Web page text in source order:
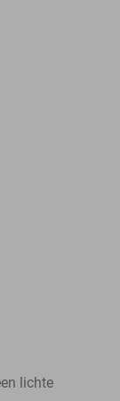
lichte